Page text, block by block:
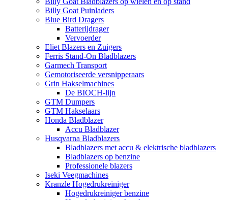
Billy Goat Puinladers
Blue Bird Dragers
Batterijdrager
Vervoerder
Eliet Blazers en Zuigers
Ferris Stand-On Bladblazers
Garmech Transport
Gemotoriseerde versnipperaars
Grin Hakselmachines
De BIOCH-lijn
GTM Dumpers
GTM Hakselaars
Honda Bladblazer
Accu Bladblazer
Husqvarna Bladblazers
Bladblazers met accu & elektrische bladblazers
Bladblazers op benzine
Professionele blazers
Iseki Veegmachines
Kranzle Hogedrukreiniger
Hogedrukreiniger benzine